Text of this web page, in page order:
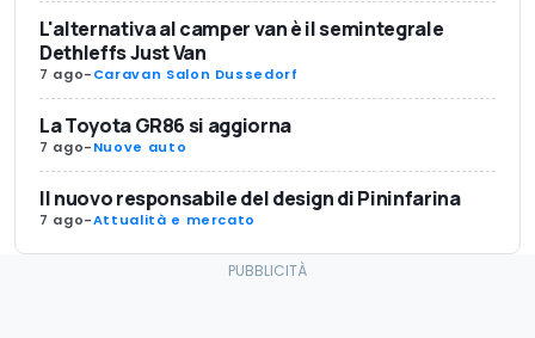
L'alternativa al camper van è il semintegrale
Dethleffs Just Van
7 ago-Caravan Salon Dussedorf
La Toyota GR86 si aggiorna
7 ago-Nuove auto
Il nuovo responsabile del design di Pininfarina
7 ago-Attualità e mercato